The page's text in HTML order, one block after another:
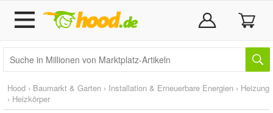
Hood › Baumarkt & Garten › Installation & Erneuerbare Energien › Heizung
› Heizkörper